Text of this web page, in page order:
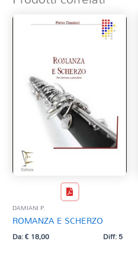
DAMIANI P.
ROMANZA E SCHERZO
Da:€18,00 Diff: 5